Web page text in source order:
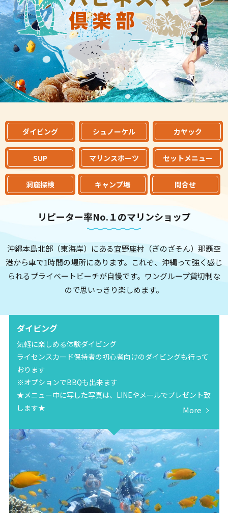
ダイビング シュノーケル カヤック
SUP マリンスポーツ セットメニュー
洞窟探検 キャンプ場 問合せ
リピーター率No.１のマリンショップ
沖縄本島北部（東海岸）にある宜野座村（ぎのざそん）那覇空
港から車で1時間の場所にあります。これぞ、沖縄って強く感じ
られるプライベートビーチが自慢です。ワングループ貸切制な
ので思いっきり楽しめます。
ダイビング
気軽に楽しめる体験ダイビング
ライセンスカード保持者の初心者向けのダイビングも行って
おります
※オプションでBBQも出来ます
★メニュー中に写した写真は、LINEやメールでプレゼント致
します★
More